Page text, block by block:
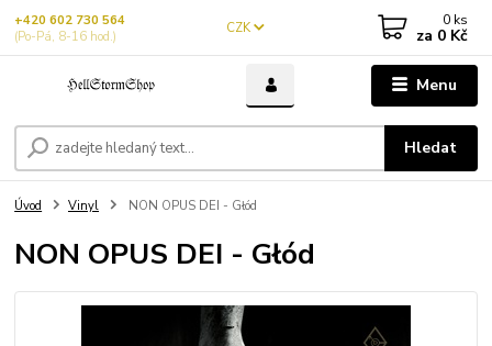
Menu
CZK
Hledat
+420 602 730 564
(Po-Pá, 8-16 hod.)
0 ks
za 0 Kč
Úvod Vinyl NON OPUS DEI - Głód
NON OPUS DEI - Głód